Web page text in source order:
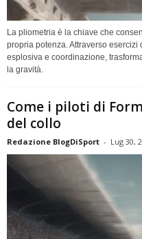
La pliometria è la chiave che
propria potenza. Attraverso
esplosiva e coordinazione,
la gravità.
Come i piloti di
del collo
Redazione BlogDiSport - Lug 30,